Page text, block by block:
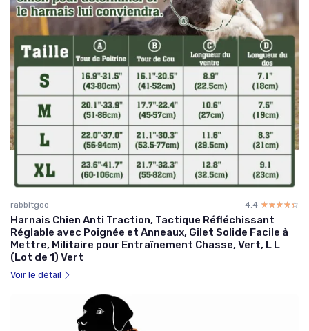
rabbitgoo 4.4 ☆☆☆☆☆
★★★★★
Harnais Chien Anti Traction, Tactique Réfléchissant
Réglable avec Poignée et Anneaux, Gilet Solide Facile à
Mettre, Militaire pour Entraînement Chasse, Vert, L L
(Lot de 1) Vert
Voir le détail